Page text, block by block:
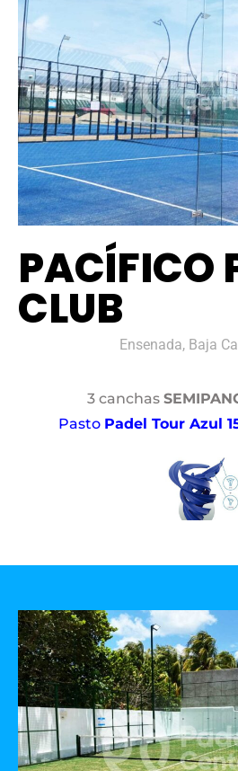
PACÍFICO
CLUB
Ensenada, Baja
3 canchas
Pasto Padel Tour Azul